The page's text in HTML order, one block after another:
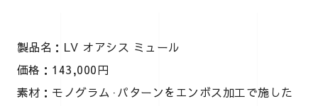
製品名：LV オアシス ミュール
価格：143,000円
素材：モノグラム·パターンをエンボス加工で施した